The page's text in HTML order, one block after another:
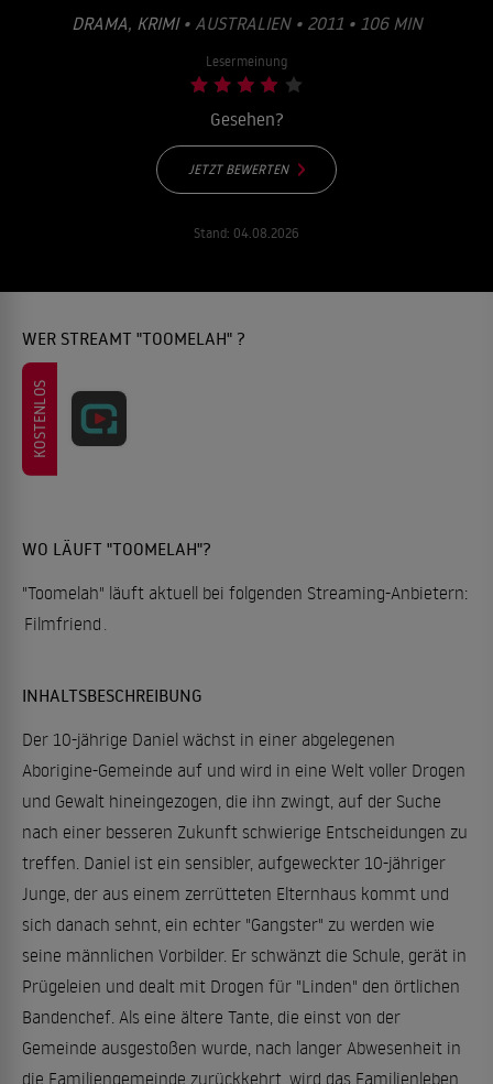
DRAMA, KRIMI• AUSTRALIEN • 2011 • 106 MIN
Lesermeinung
Gesehen?
JETZT BEWERTEN
Stand: 04.08.2026
WER STREAMT "TOOMELAH" ?
KOSTENLOS
WO LÄUFT "TOOMELAH"?
"Toomelah" läuft aktuell bei folgenden Streaming-Anbietern:
Filmfriend
INHALTSBESCHREIBUNG
Der 10-jährige Daniel wächst in einer abgelegenen
Aborigine-Gemeinde auf und wird in eine Welt voller Drogen
und Gewalt hineingezogen, die ihn zwingt, auf der Suche
nach einer besseren Zukunft schwierige Entscheidungen zu
treffen. Daniel ist ein sensibler, aufgeweckter 10-jähriger
Junge, der aus einem zerrütteten Elternhaus kommt und
sich danach sehnt, ein echter "Gangster" zu werden wie
seine männlichen Vorbilder. Er schwänzt die Schule, gerät in
Prügeleien und dealt mit Drogen für "Linden" den örtlichen
Bandenchef. Als eine ältere Tante, die einst von der
Gemeinde ausgestoßen wurde, nach langer Abwesenheit in
die Familiengemeinde zurückkehrt, wird das Familienleben